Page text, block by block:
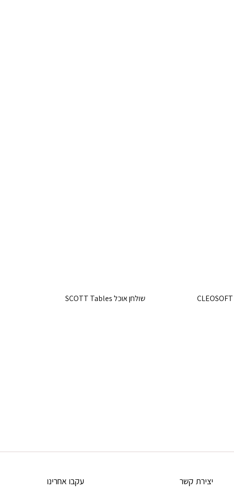
שולחן אוכל SCOTT Tables
יצירת קשר עקבו אחרינו